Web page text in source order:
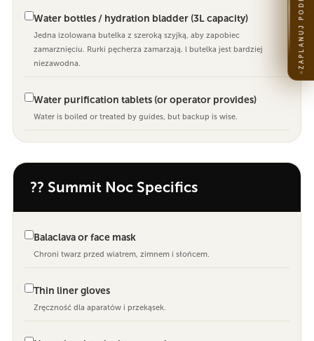
Water bottles / hydration bladder (3L capacity)
Jedna izolowana butelka z szeroką szyjką, aby zapobiec
zamarznięciu. Rurki pęcherza zamarzają. l butelka jest bardziej
niezawodna.
Water purification tablets (or operator provides)
Water is boiled or treated by guides, but backup is wise.
?? Summit Noc Specifics
Balaclava or face mask
Chroni twarz przed wiatrem, zimnem i słońcem.
Thin liner gloves
Zręczność dla aparatów i przekąsek.
ZAPLANUJ PODRÓŻ